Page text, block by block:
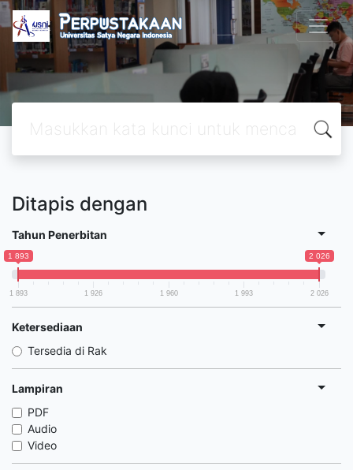
Ditapis dengan
Tahun Penerbitan
1 893 2 026
1 893 1 926 1 960 1 993 2 026
Ketersediaan
Tersedia di Rak
Lampiran
PDF
Audio
Video